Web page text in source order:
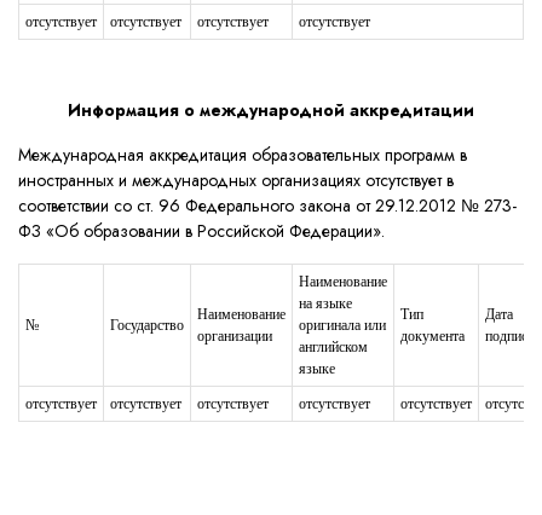
отсутствует отсутствует отсутствует отсутствует
Информация о международной аккредитации
Международная аккредитация образовательных программ в
иностранных и международных организациях отсутствует в
соответствии со ст. 96 Федерального закона от 29.12.2012 № 273-
ФЗ «Об образовании в Российской Федерации».
№ Государство
Наименование
организации
Наименование
на языке
оригинала или
английском
языке
Тип
документа
Дата
отсутствует отсутствует отсутствует отсутствует отсутствует